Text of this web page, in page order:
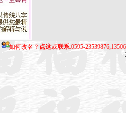
如何改名？ 点这或联系:0595-